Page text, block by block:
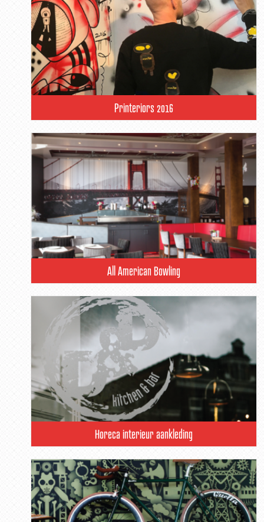
Printeriors 2016
All American Bowling
Horeca interieur aankleding